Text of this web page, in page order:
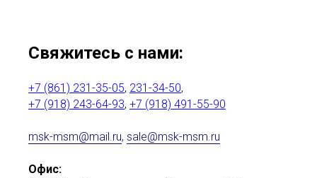
Свяжитесь с нами:
+7 (861) 231-35-05, 231-34-50,
+7 (918) 243-64-93, +7 (918) 491-55-90
msk-msm@mail.ru, sale@msk-msm.ru
Офис: